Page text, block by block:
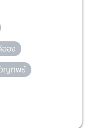
ออง
ญทิพย์